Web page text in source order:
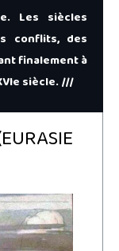
Les siècles
conflits, des
finalement à
siècle. ///